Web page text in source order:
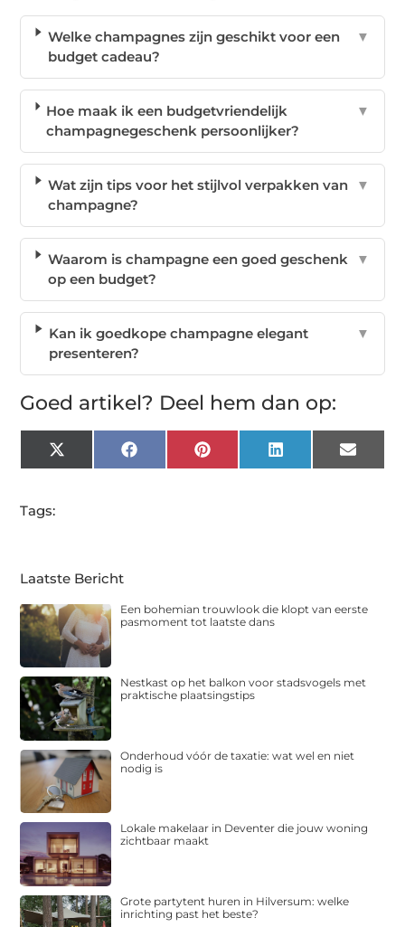
Welke champagnes zijn geschikt voor een
budget cadeau?
▼
Hoe maak ik een budgetvriendelijk
champagnegeschenk persoonlijker?
▼
Wat zijn tips voor het stijlvol verpakken van
champagne?
▼
Waarom is champagne een goed geschenk
op een budget?
▼
Kan ik goedkope champagne elegant
presenteren?
▼
Goed artikel? Deel hem dan op:
X
(Twitter)
FacebookPinterest LinkedIn Email
Tags:
Laatste Bericht
Een bohemian trouwlook die klopt van eerste
pasmoment tot laatste dans
Nestkast op het balkon voor stadsvogels met
praktische plaatsingstips
Onderhoud vóór de taxatie: wat wel en niet
nodig is
Lokale makelaar in Deventer die jouw woning
zichtbaar maakt
Grote partytent huren in Hilversum: welke
inrichting past het beste?